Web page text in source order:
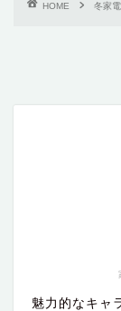
HOME 冬家電
魅力的なキャ